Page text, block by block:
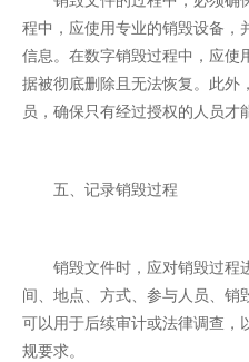
程中，应使用专业的销毁设备，
信息。在数字销毁过程中，应使
据被彻底删除且无法恢复。此外
员，确保只有经过授权的人员才
五、记录销毁过程
销毁文件时，应对销毁过程
间、地点、方式、参与人员、销
可以用于后续审计或法律调查，
规要求。